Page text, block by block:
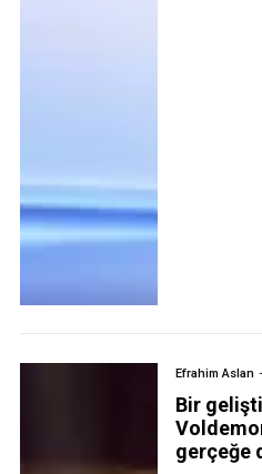
Efrahim Aslan
Bir
gerçeğe